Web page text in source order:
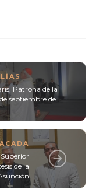
Patrona de la
septiembre de
de la